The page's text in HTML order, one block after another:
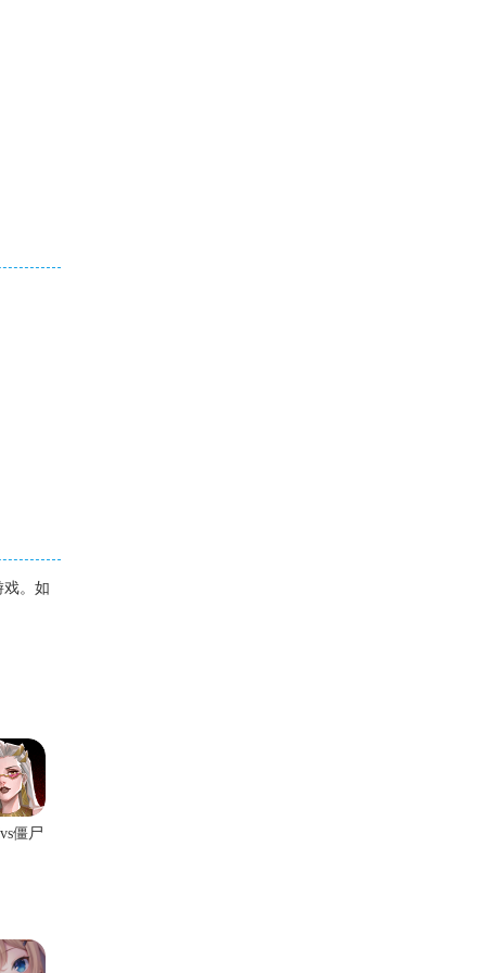
戏。如
僵尸